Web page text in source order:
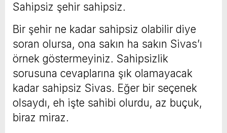
Sahipsiz şehir sahipsiz.
Bir şehir ne kadar sahipsiz olabilir diye
soran olursa, ona sakın ha sakın Sivas’ı
örnek göstermeyiniz. Sahipsizlik
sorusuna cevaplarına şık olamayacak
kadar sahipsiz Sivas. Eğer bir seçenek
olsaydı, eh işte sahibi olurdu, az buçuk,
biraz miraz.